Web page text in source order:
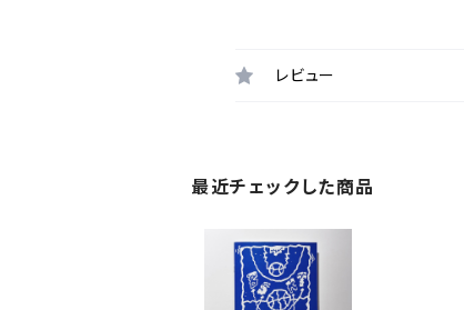
レビュー
最近チェックした商品